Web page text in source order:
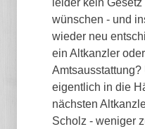
leider kein
wünschen - und
wieder neu
ein Altkanzler
eigentlich in die
nächsten
Scholz - weniger